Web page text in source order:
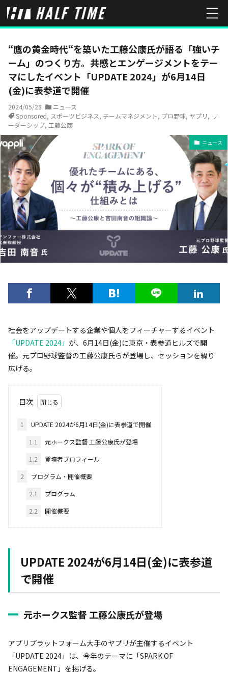
HOME ニュース “鷹の黄金時代“を築いた工藤公康氏が語る「強い
“鷹の黄金時代“を築いた工藤公康氏が語る「強いチ
ーム」のつくり方。共感とエンゲージメントをテー
マにしたイベント「UPDATE 2024」が6月14日
(金)に表参道で開催
2024/05/28
ニュース
Sponsored, スポーツビジネス, チームマネジメント, プロ野球, ヤプリ, リ
ーダーシップ, 工藤公康
ニュース
社会をアップデートする企業や個人をフィーチャーするイベント
「UPDATE 2024」 が、6月14日(金)に東京・表参道ヒルズで開
催。元プロ野球監督の工藤公康氏らが登場し、セッションを繰り
広げる。
目次
1
UPDATE 2024が6月14日(金)に表参道で開催
1.1
元ホークス監督 工藤公康氏が登場
1.2
登壇者プロフィール
2
プログラム・開催概要
2.1
プログラム
2.2
開催概要
UPDATE 2024が6月14日(金)に表参道
で開催
元ホークス監督 工藤公康氏が登場
アプリプラットフォーム大手のヤプリが主催するイベント
「UPDATE 2024」は、今年のテーマに「SPARK OF
ENGAGEMENT」を掲げる。